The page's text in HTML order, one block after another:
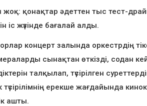
қонақтар әдеттен тыс тест-
іс жүзінде бағалай алды.
концерт залында оркестрдің
сынақтан өткізді, содан
талқылап, түсірілген
ерекше жағдайында
ашты.